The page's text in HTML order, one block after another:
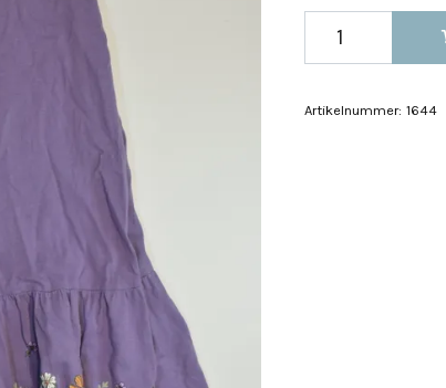
Artikelnummer: 1644